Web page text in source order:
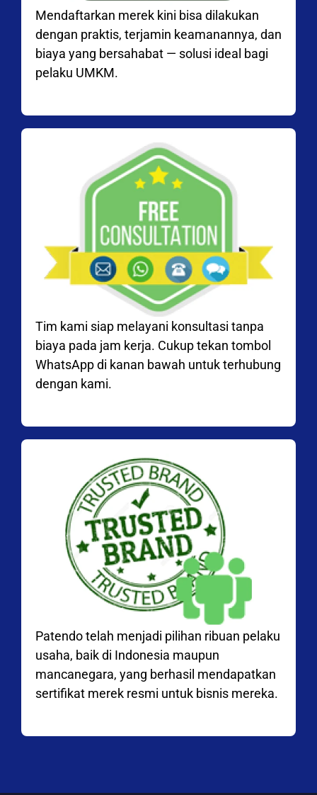
Mendaftarkan merek kini bisa dilakukan
dengan praktis, terjamin keamanannya, dan
biaya yang bersahabat — solusi ideal bagi
pelaku UMKM.
Tim kami siap melayani konsultasi tanpa
biaya pada jam kerja. Cukup tekan tombol
WhatsApp di kanan bawah untuk terhubung
dengan kami.
Patendo telah menjadi pilihan ribuan pelaku
usaha, baik di Indonesia maupun
mancanegara, yang berhasil mendapatkan
sertifikat merek resmi untuk bisnis mereka.